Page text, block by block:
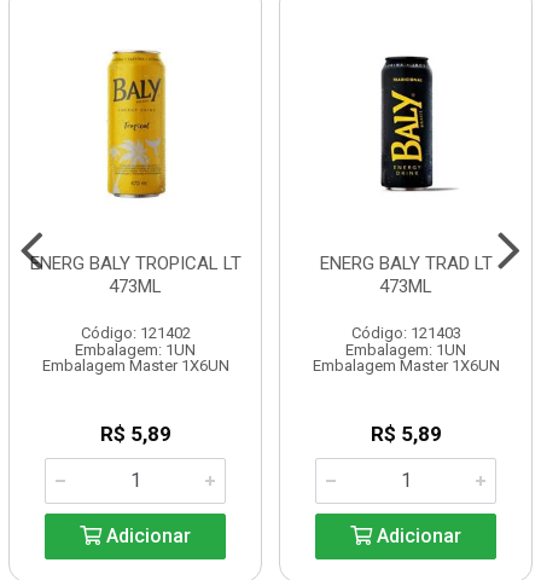
ENERG BALY TROPICAL LT
473ML
Código: 121402
Embalagem: 1UN
Embalagem Master 1X6UN
R$ 5,89
Adicionar
ENERG BALY TRAD LT
473ML
Código: 121403
Embalagem: 1UN
Embalagem Master 1X6UN
R$ 5,89
Adicionar